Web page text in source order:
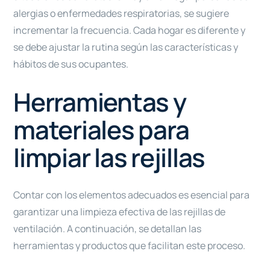
alergias o enfermedades respiratorias, se sugiere
incrementar la frecuencia. Cada hogar es diferente y
se debe ajustar la rutina según las características y
hábitos de sus ocupantes.
Herramientas y
materiales para
limpiar las rejillas
Contar con los elementos adecuados es esencial para
garantizar una limpieza efectiva de las rejillas de
ventilación. A continuación, se detallan las
herramientas y productos que facilitan este proceso.